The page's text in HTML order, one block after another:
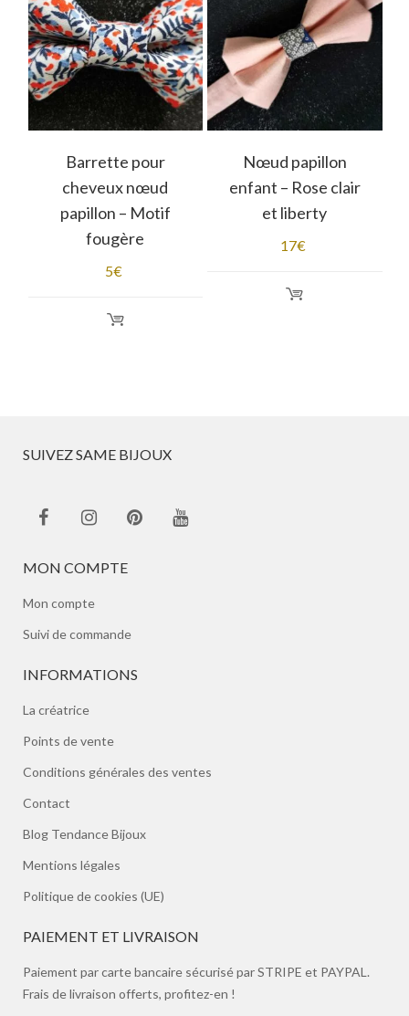
Barrette pour
cheveux nœud
papillon – Motif
fougère
5€
Nœud papillon
enfant – Rose clair
et liberty
17€
SUIVEZ SAME BIJOUX
MON COMPTE
Mon compte
Suivi de commande
INFORMATIONS
La créatrice
Points de vente
Conditions générales des ventes
Contact
Blog Tendance Bijoux
Mentions légales
Politique de cookies (UE)
PAIEMENT ET LIVRAISON
Paiement par carte bancaire sécurisé par STRIPE et PAYPAL.
Frais de livraison offerts, profitez-en !